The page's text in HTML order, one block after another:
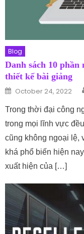
Blog
Danh sách 10
thiết kế bài giảng
Posted on
October 24, 2022
Trong thời đại công
trong mọi lĩnh vực
cũng không ngoại lệ,
khá phổ biến hiện
xuất hiện của […]